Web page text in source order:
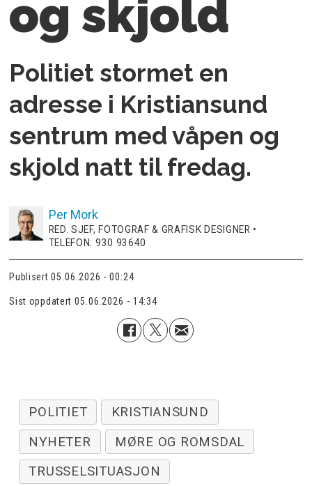
og skjold
Politiet stormet en
adresse i Kristiansund
sentrum med våpen og
skjold natt til fredag.
Per Mork
RED. SJEF, FOTOGRAF & GRAFISK DESIGNER •
TELEFON: 930 93640
Publisert 05.06.2026 - 00:24
Sist oppdatert 05.06.2026 - 14:34
POLITIET
KRISTIANSUND
NYHETER
MØRE OG ROMSDAL
TRUSSELSITUASJON